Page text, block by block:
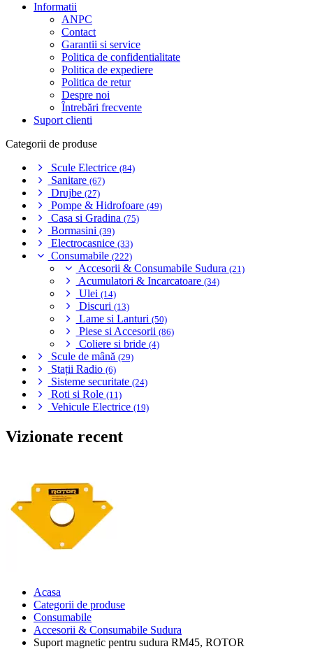
Informatii
ANPC
Contact
Garantii si service
Politica de confidentialitate
Politica de expediere
Politica de retur
Despre noi
Întrebări frecvente
Suport clienti
Categorii de produse
Scule Electrice (84)
Sanitare (67)
Drujbe (27)
Pompe & Hidrofoare (49)
Casa si Gradina (75)
Bormasini (39)
Electrocasnice (33)
Consumabile (222)
Accesorii & Consumabile Sudura (21)
Acumulatori & Incarcatoare (34)
Ulei (14)
Discuri (13)
Lame si Lanturi (50)
Piese si Accesorii (86)
Coliere si bride (4)
Scule de mână (29)
Stații Radio (6)
Sisteme securitate (24)
Roti si Role (11)
Vehicule Electrice (19)
Vizionate recent
Acasa
Categorii de produse
Consumabile
Accesorii & Consumabile Sudura
Suport magnetic pentru sudura RM45, ROTOR